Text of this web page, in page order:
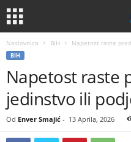
Naslovnica BIH Napetost raste
BIH
Napetost raste
jedinstvo ili
Od Enver Smajić - 13 Aprila, 2026